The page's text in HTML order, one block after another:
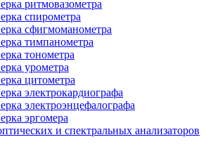
ритмовазометра
спирометра
сфигмоманометра
тимпанометра
тонометра
урометра
цитометра
электрокардиографа
электроэнцефалографа
эргомера
и спектральных анализаторов